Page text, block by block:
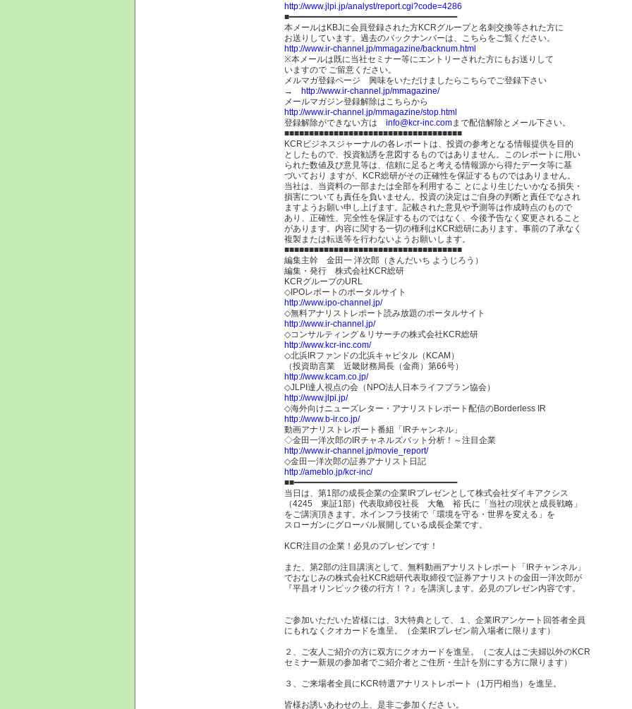
http://www.jlpi.jp/analyst/report.cgi?code=4286
■━━━━━━━━━━━━━━━━━━━━━━━━━━━━━━━━━━
本メールはKBJに会員登録された方KCRグループと名刺交換等された方に
お送りしています。過去のバックナンバーは、こちらをご覧ください。
http://www.ir-channel.jp/mmagazine/backnum.html
※本メールは既に当社セミナー等にエントリーされた方にもお送りして
いますので ご留意ください。
メルマガ登録ページ 興味をいただけましたらこちらでご登録下さい
→ http://www.ir-channel.jp/mmagazine/
メールマガジン登録解除はこちらから
http://www.ir-channel.jp/mmagazine/stop.html
登録解除ができない方は info@kcr-inc.comまで配信解除とメール下さい。
■■■■■■■■■■■■■■■■■■■■■■■■■■■■■■■■■■■■
KCRビジネスジャーナルの各レポートは、投資の参考となる情報提供を目的
としたもので、投資勧誘を意図するものではありません。このレポートに用い
られた数値及び意見等は、信頼に足ると考える情報源から得たデータ等に基
づいており ますが、KCR総研がその正確性を保証するものではありません。
当社は、当資料の一部または全部を利用するこ とにより生じたいかなる損失・
損害についても責任を負いません。投資の決定はご自身の判断と責任でなされ
ますようお願い申し上げます。記載された意見や予測等は作成時点のもので
あり、正確性、完全性を保証するものではなく、今後予告なく変更されること
があります。内容に関する一切の権利はKCR総研にあります。事前の了承なく
複製または転送等を行わないようお願いします。
■■■■■■■■■■■■■■■■■■■■■■■■■■■■■■■■■■■■
編集主幹 金田一 洋次郎（きんだいち ようじろう）
編集・発行 株式会社KCR総研
KCRグループのURL
◇IPOレポートのポータルサイト
http://www.ipo-channel.jp/
◇無料アナリストレポート読み放題のポータルサイト
http://www.ir-channel.jp/
◇コンサルティング＆リサーチの株式会社KCR総研
http://www.kcr-inc.com/
◇北浜IRファンドの北浜キャピタル（KCAM）
（投資助言業 近畿財務局長（金商）第66号）
http://www.kcam.co.jp/
◇JLPI達人視点の会（NPO法人日本ライフプラン協会）
http://www.jlpi.jp/
◇海外向けニューズレター・アナリストレポート配信のBorderless IR
http://www.b-ir.co.jp/
動画アナリストレポート番組「IRチャンネル」
◇金田一洋次郎のIRチャネルズバット分析！～注目企業
http://www.ir-channel.jp/movie_report/
◇金田一洋次郎の証券アナリスト日記
http://ameblo.jp/kcr-inc/
■■━━━━━━━━━━━━━━━━━━━━━━━━━━━━━━━━━
当日は、第1部の成長企業の企業IRプレゼンとして株式会社ダイキアクシス
（4245 東証1部）代表取締役社長 大亀 裕 氏に「当社の現状と成長戦略」
をご講演頂きます。水インフラ技術で「環境を守る・世界を変える」を
スローガンにグローバル展開している成長企業です。
KCR注目の企業！必見のプレゼンです！
また、第2部の注目講演として、無料動画アナリストレポート「IRチャンネル」
でおなじみの株式会社KCR総研代表取締役で証券アナリストの金田一洋次郎が
『平昌オリンピック後の行方！？』を講演します。必見のプレゼン内容です。
ご参加いただいた皆様には、3大特典として、１、企業IRアンケート回答者全員
にもれなくクオカードを進呈。（企業IRプレゼン前入場者に限ります）
２、ご友人ご紹介の方に双方にクオカードを進呈。（ご友人はご夫婦以外のKCR
セミナー新規の参加者でご紹介者とご住所・生計を別にする方に限ります）
３、ご来場者全員にKCR特選アナリストレポート（1万円相当）を進呈。
皆様お誘いあわせの上、是非ご参加くださ い。